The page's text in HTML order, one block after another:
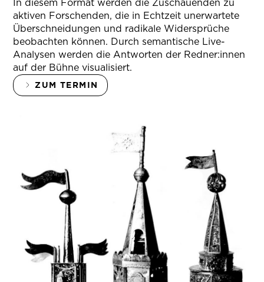
In diesem Format werden die Zuschauenden zu
aktiven Forschenden, die in Echtzeit unerwartete
Überschneidungen und radikale Widersprüche
beobachten können. Durch semantische Live-
Analysen werden die Antworten der Redner:innen
auf der Bühne visualisiert.
ZUM TERMIN